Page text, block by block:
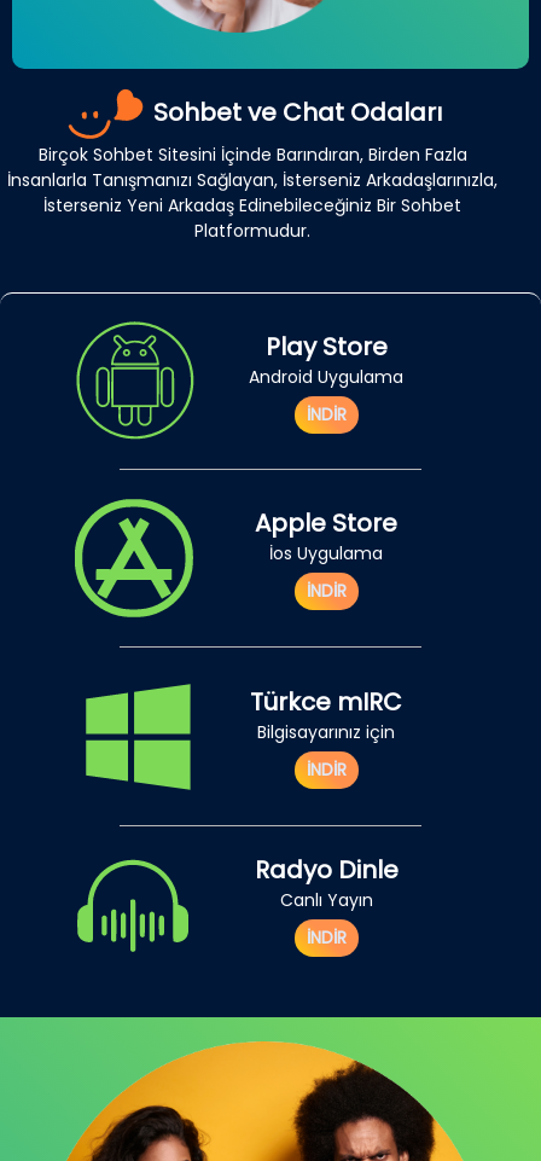
Sohbet ve Chat Odaları
Birçok Sohbet Sitesini İçinde Barındıran, Birden Fazla
İnsanlarla Tanışmanızı Sağlayan, İsterseniz Arkadaşlarınızla,
İsterseniz Yeni Arkadaş Edinebileceğiniz Bir Sohbet
Platformudur.
Play Store
Android Uygulama
İNDİR
Apple Store
İos Uygulama
İNDİR
Türkce mIRC
Bilgisayarınız için
İNDİR
Radyo Dinle
Canlı Yayın
İNDİR